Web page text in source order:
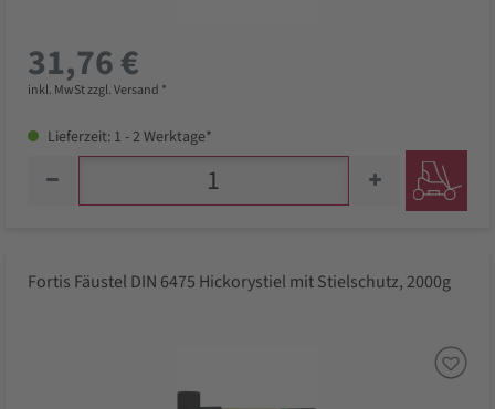
31,76 €
inkl. MwSt zzgl. Versand *
Lieferzeit: 1 - 2 Werktage*
Fortis Fäustel DIN 6475 Hickorystiel mit Stielschutz, 2000g